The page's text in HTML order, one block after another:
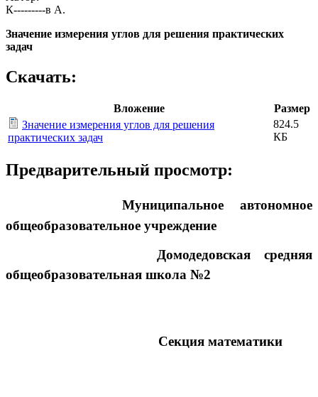
К---------в А.
Значение измерения углов для решения практических
задач
Скачать:
Вложение
Размер
Значение измерения углов для решения
практических задач
824.5
КБ
Предварительный просмотр:
Муниципальное автономное
общеобразовательное учреждение
Домодедовская средняя
общеобразовательная школа №2
Секция математики